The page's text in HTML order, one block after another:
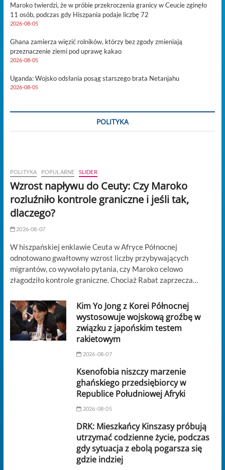
Maroko twierdzi, że w próbie przekroczenia granicy w Ceucie zginęło
11 osób, podczas gdy Hiszpania podaje liczbę 72
2026-08-05
Ghana zamierza więzić rolników, którzy bez zgody zmieniają
przeznaczenie ziemi pod uprawę kakao
2026-08-05
Uganda: Wojsko odsłania posąg starszego brata Netanjahu
2026-08-05
POLITYKA
POLITYKA POPULARNE SLIDER
Wzrost napływu do Ceuty: Czy Maroko
rozluźniło kontrole graniczne i jeśli tak,
dlaczego?
2026-08-07
W hiszpańskiej enklawie Ceuta w Afryce Północnej
odnotowano gwałtowny wzrost liczby przybywających
migrantów, co wywołało pytania, czy Maroko celowo
złagodziło kontrole graniczne. Chociaż Rabat zaprzecza…
Kim Yo Jong z Korei Północnej
wystosowuje wojskową groźbę w
związku z japońskim testem
rakietowym
2026-08-07
Ksenofobia niszczy marzenie
ghańskiego przedsiębiorcy w
Republice Południowej Afryki
2026-08-05
DRK: Mieszkańcy Kinszasy próbują
utrzymać codzienne życie, podczas
gdy sytuacja z ebolą pogarsza się
gdzie indziej